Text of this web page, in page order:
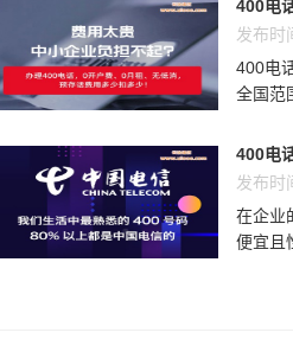
400电
发布时
400电
全国范
400电
发布时
在企业
便宜且